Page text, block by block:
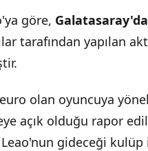
göre,
tarafından yapılan
olan oyuncuya
açık olduğu rapor
gideceği